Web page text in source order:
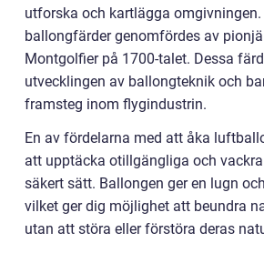
utforska och kartlägga
ballongfärder genomfördes av
Montgolfier på 1700-talet. Dessa
utvecklingen av ballongteknik och
framsteg inom flygindustrin.
En av fördelarna med att åka
att upptäcka otillgängliga och
säkert sätt. Ballongen ger en lugn
vilket ger dig möjlighet att beundra
utan att störa eller förstöra deras